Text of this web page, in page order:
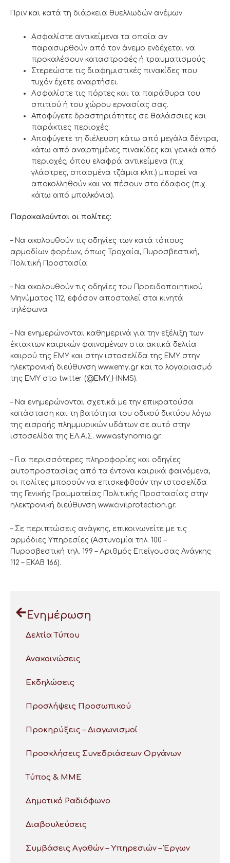
Πριν και κατά τη διάρκεια θυελλωδών ανέμων
Ασφαλίστε αντικείμενα τα οποία αν
παρασυρθούν από τον άνεμο ενδέχεται να
προκαλέσουν καταστροφές ή τραυματισμούς
Στερεώστε τις διαφημιστικές πινακίδες που
τυχόν έχετε αναρτήσει.
Ασφαλίστε τις πόρτες και τα παράθυρα του
σπιτιού ή του χώρου εργασίας σας.
Αποφύγετε δραστηριότητες σε θαλάσσιες και
παράκτιες περιοχές.
Αποφύγετε τη διέλευση κάτω από μεγάλα δέντρα,
κάτω από αναρτημένες πινακίδες και γενικά από
περιοχές, όπου ελαφρά αντικείμενα (π.χ.
γλάστρες, σπασμένα τζάμια κλπ.) μπορεί να
αποκολληθούν και να πέσουν στο έδαφος (π.χ.
κάτω από μπαλκόνια).
Παρακαλούνται οι πολίτες:
– Να ακολουθούν τις οδηγίες των κατά τόπους
αρμοδίων φορέων, όπως Τροχαία, Πυροσβεστική,
Πολιτική Προστασία
– Να ακολουθούν τις οδηγίες του Προειδοποιητικού
Μηνύματος 112, εφόσον αποσταλεί στα κινητά
τηλέφωνα
– Να ενημερώνονται καθημερινά για την εξέλιξη των
έκτακτων καιρικών φαινομένων στα ακτικά δελτία
καιρού της ΕΜΥ και στην ιστοσελίδα της ΕΜΥ στην
ηλεκτρονική διεύθυνση www.emy.gr και το λογαριασμό
της ΕΜΥ στο twitter (@EMY_HNMS).
– Να ενημερώνονται σχετικά με την επικρατούσα
κατάσταση και τη βατότητα του οδικού δικτύου λόγω
της εισροής πλημμυρικών υδάτων σε αυτό στην
ιστοσελίδα της ΕΛ.Α.Σ. www.astynomia.gr.
– Για περισσότερες πληροφορίες και οδηγίες
αυτοπροστασίας από τα έντονα καιρικά φαινόμενα,
οι πολίτες μπορούν να επισκεφθούν την ιστοσελίδα
της Γενικής Γραμματείας Πολιτικής Προστασίας στην
ηλεκτρονική διεύθυνση www.civilprotection.gr.
– Σε περιπτώσεις ανάγκης, επικοινωνείτε με τις
αρμόδιες Υπηρεσίες (Αστυνομία τηλ. 100 –
Πυροσβεστική τηλ. 199 – Αριθμός Επείγουσας Ανάγκης
112 – ΕΚΑΒ 166).
Ενημέρωση
Δελτία Τύπου
Ανακοινώσεις
Εκδηλώσεις
Προσλήψεις Προσωπικού
Προκηρύξεις – Διαγωνισμοί
Προσκλήσεις Συνεδριάσεων Οργάνων
Τύπος & ΜΜΕ
Δημοτικό Ραδιόφωνο
Διαβουλεύσεις
Συμβάσεις Αγαθών – Υπηρεσιών – Έργων